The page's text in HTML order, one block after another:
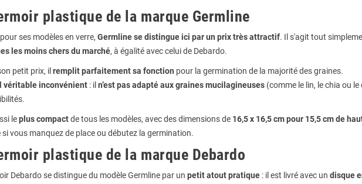
plastique de la marque Germline
ses modèles en verre, Germline se distingue ici par un prix très attractif. Il s'agit tout
les moins chers du marché, à égalité avec celui de Debardo.
petit prix, il remplit parfaitement sa fonction pour la germination de la majorité des graines.
véritable inconvénient : il n’est pas adapté aux graines mucilagineuses (comme le lin, le chia ou
leplus compactde tous les modèles, avec des dimensions de 16,5 x 16,5 cm pour 15,5 cm de
si vous manquez de place ou débutez la germination.
plastique de la marque Debardo
Debardo se distingue du modèle Germline par un petit atout pratique : il est livré avec un disque